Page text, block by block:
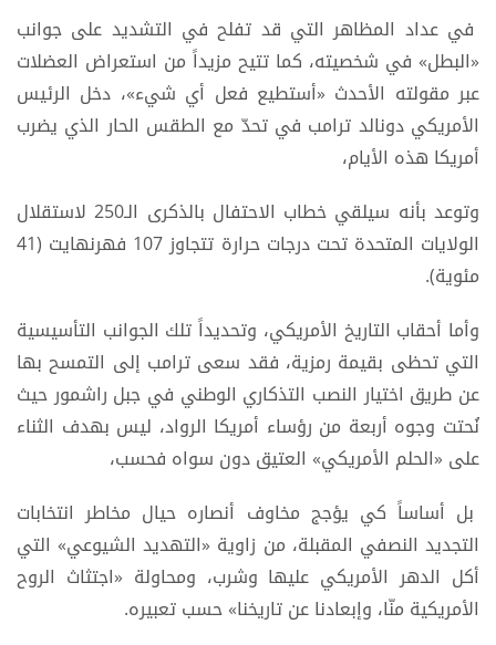
في عداد المظاهر التي قد تفلح في التشديد على جوانب
«البطل» في شخصيته، كما تتيح مزيداً من استعراض العضلات
عبر مقولته الأحدث «أستطيع فعل أي شيء»، دخل الرئيس
الأمريكي دونالد ترامب في تحدّ مع الطقس الحار الذي يضرب
أمريكا هذه الأيام،
وتوعد بأنه سيلقي خطاب الاحتفال بالذكرى الـ250 لاستقلال
الولايات المتحدة تحت درجات حرارة تتجاوز 107 فهرنهايت (41
مئوية).
وأما أحقاب التاريخ الأمريكي، وتحديداً تلك الجوانب التأسيسية
التي تحظى بقيمة رمزية، فقد سعى ترامب إلى التمسح بها
عن طريق اختيار النصب التذكاري الوطني في جبل راشمور حيث
نُحتت وجوه أربعة من رؤساء أمريكا الرواد، ليس بهدف الثناء
على «الحلم الأمريكي» العتيق دون سواه فحسب،
بل أساساً كي يؤجج مخاوف أنصاره حيال مخاطر انتخابات
التجديد النصفي المقبلة، من زاوية «التهديد الشيوعي» التي
أكل الدهر الأمريكي عليها وشرب، ومحاولة «اجتثاث الروح
الأمريكية منّا، وإبعادنا عن تاريخنا» حسب تعبيره.